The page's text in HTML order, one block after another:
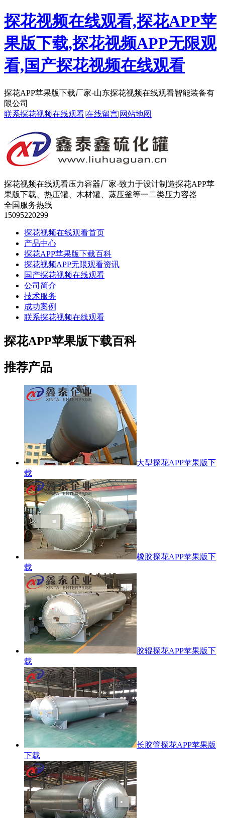
探花视频在线观看,探花APP苹
果版下载,探花视频APP无限观
看,国产探花视频在线观看
探花APP苹果版下载厂家-山东探花视频在线观看智能装备有
限公司
联系探花视频在线观看|在线留言|网站地图
探花视频在线观看压力容器厂家-致力于设计制造探花APP苹
果版下载、热压罐、木材罐、蒸压釜等一二类压力容器
全国服务热线
15095220299
探花视频在线观看首页
产品中心
探花APP苹果版下载百科
探花视频APP无限观看资讯
国产探花视频在线观看
公司简介
技术服务
成功案例
联系探花视频在线观看
探花APP苹果版下载百科
推荐产品
大型探花APP苹果版下
载
橡胶探花APP苹果版下
载
胶辊探花APP苹果版下
载
长胶管探花APP苹果版
下载